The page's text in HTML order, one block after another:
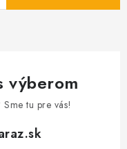
výberom
tu pre vás!